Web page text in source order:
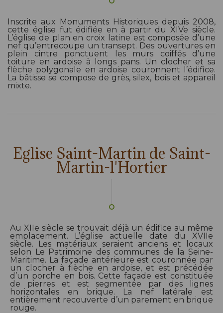
Inscrite aux Monuments Historiques depuis 2008,
cette église fut édifiée en à partir du XIVe siècle.
L’église de plan en croix latine est composée d’une
nef qu’entrecoupe un transept. Des ouvertures en
plein cintre ponctuent les murs coiffés d’une
toiture en ardoise à longs pans. Un clocher et sa
flèche polygonale en ardoise couronnent l’édifice.
La bâtisse se compose de grès, silex, bois et appareil
mixte.
Eglise Saint-Martin de Saint-
Martin-l'Hortier
Au XIIe siècle se trouvait déjà un édifice au même
emplacement. L’église actuelle date du XVIIe
siècle. Les matériaux seraient anciens et locaux
selon Le Patrimoine des communes de la Seine-
Maritime. La façade antérieure est couronnée par
un clocher à flèche en ardoise, et est précédée
d’un porche en bois. Cette façade est constituée
de pierres et est segmentée par des lignes
horizontales en brique. La nef latérale est
entièrement recouverte d’un parement en brique
rouge.